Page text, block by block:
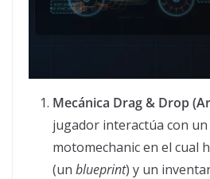
Mecánica Drag & Drop
jugador interactúa con
motomechanic en el cual
(un blueprint) y un